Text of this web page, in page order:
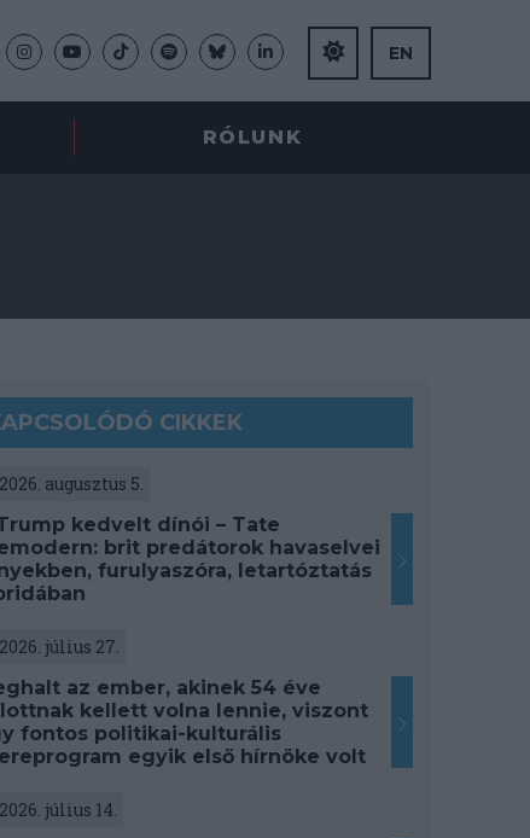
EN
RÓLUNK
CIKKEK
augusztus 5.
kedvelt dínói – Tate
brit predátorok havaselvei
furulyaszóra, letartóztatás
július 27.
az ember, akinek 54 éve
kellett volna lennie, viszont
fontos politikai-kulturális
egyik első hírnöke volt
július 14.